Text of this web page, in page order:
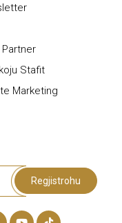
Partner
Stafit
Marketing
Regjistrohu